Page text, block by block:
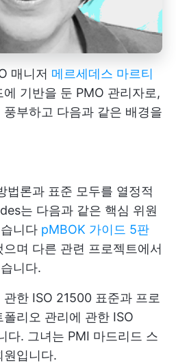
매니저 메르세데스 마르티
에 기반을 둔 PMO 관리자로,
부하고 다음과 같은 배경을
법론과 표준 모두를 열정적
는 다음과 같은 핵심 위원
니다 pMBOK 가이드 5판
며 다른 관련 프로젝트에서
니다.
한 ISO 21500 표준과 프로
리오 관리에 관한 ISO
다. 그녀는 PMI 마드리드 스
원입니다.